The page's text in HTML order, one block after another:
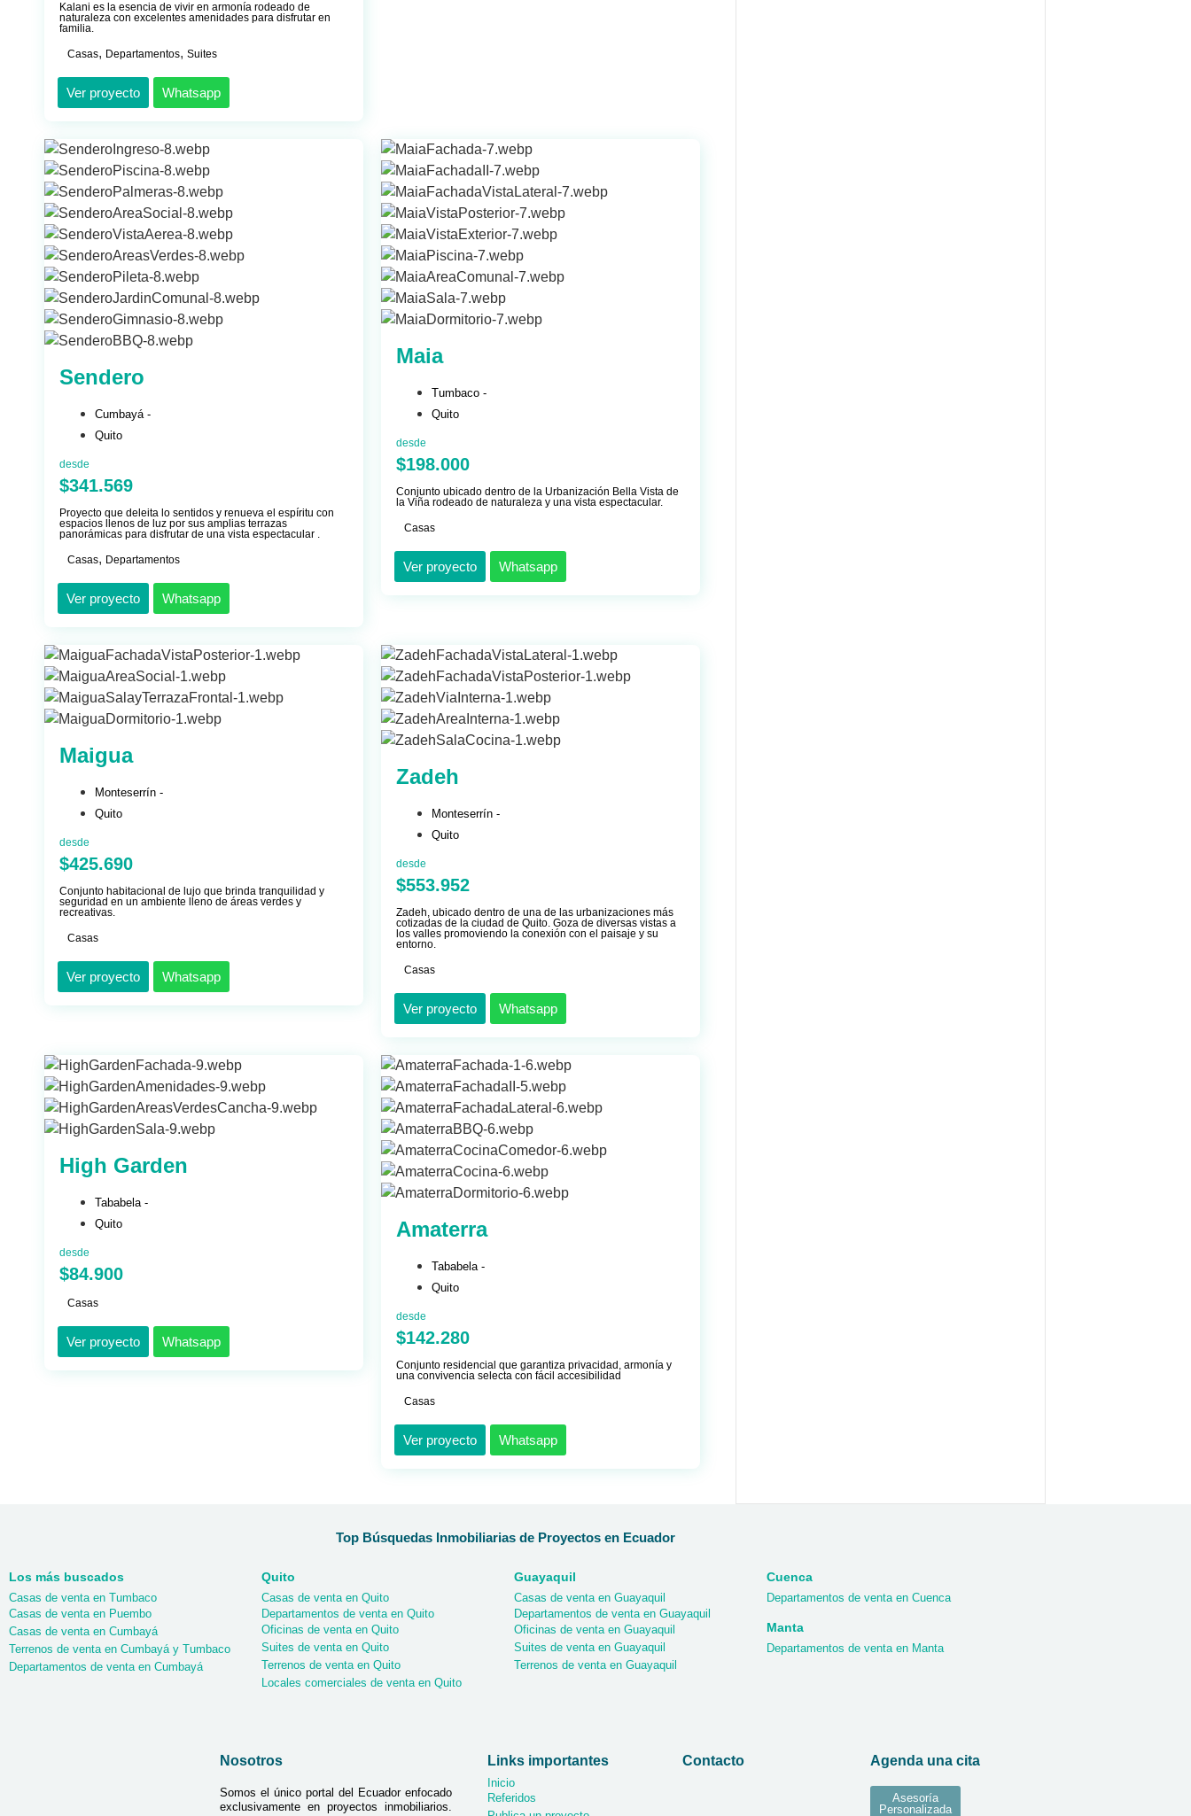
Kalani es la esencia de vivir en armonía rodeado de
naturaleza con excelentes amenidades para disfrutar en
familia.
Casas, Departamentos, Suites
Ver proyecto Whatsapp
Sendero
Cumbayá -
Quito
desde
$341.569
Proyecto que deleita lo sentidos y renueva el espíritu con
espacios llenos de luz por sus amplias terrazas
panorámicas para disfrutar de una vista espectacular .
Casas, Departamentos
Ver proyecto Whatsapp
Maia
Tumbaco -
Quito
desde
$198.000
Conjunto ubicado dentro de la Urbanización Bella Vista de
la Viña rodeado de naturaleza y una vista espectacular.
Casas
Ver proyecto Whatsapp
Maigua
Monteserrín -
Quito
desde
$425.690
Conjunto habitacional de lujo que brinda tranquilidad y
seguridad en un ambiente lleno de áreas verdes y
recreativas.
Casas
Ver proyecto Whatsapp
Zadeh
Monteserrín -
Quito
desde
$553.952
Zadeh, ubicado dentro de una de las urbanizaciones más
cotizadas de la ciudad de Quito. Goza de diversas vistas a
los valles promoviendo la conexión con el paisaje y su
entorno.
Casas
Ver proyecto Whatsapp
High Garden
Tababela -
Quito
desde
$84.900
Casas
Ver proyecto Whatsapp
Amaterra
Tababela -
Quito
desde
$142.280
Conjunto residencial que garantiza privacidad, armonía y
una convivencia selecta con fácil accesibilidad
Casas
Ver proyecto Whatsapp
Top Búsquedas Inmobiliarias de Proyectos en Ecuador
Los más buscados
Casas de venta en Tumbaco
Casas de venta en Puembo
Casas de venta en Cumbayá
Terrenos de venta en Cumbayá y Tumbaco
Departamentos de venta en Cumbayá
Quito
Casas de venta en Quito
Departamentos de venta en Quito
Oficinas de venta en Quito
Suites de venta en Quito
Terrenos de venta en Quito
Locales comerciales de venta en Quito
Guayaquil
Casas de venta en Guayaquil
Departamentos de venta en Guayaquil
Oficinas de venta en Guayaquil
Suites de venta en Guayaquil
Terrenos de venta en Guayaquil
Cuenca
Departamentos de venta en Cuenca
Manta
Departamentos de venta en Manta
Nosotros
Somos el único portal del Ecuador enfocado
exclusivamente en proyectos inmobiliarios.
Links importantes
Inicio
Referidos
Contacto Agenda una cita
Asesoría
Personalizada